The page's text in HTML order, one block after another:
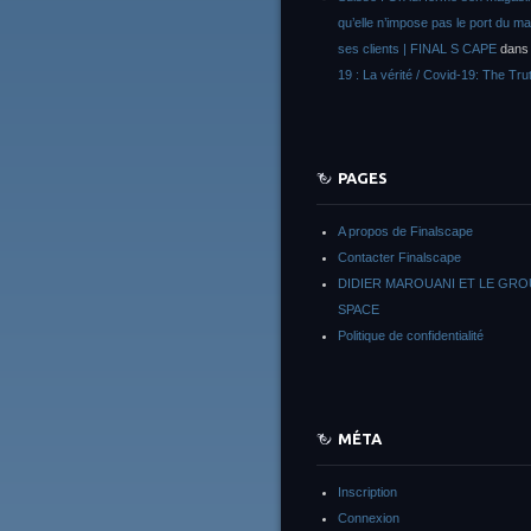
qu’elle n’impose pas le port du
ses clients | FINAL S CAPE dans
19 : La vérité / Covid-19: The
PAGES
A propos de Finalscape
Contacter Finalscape
DIDIER MAROUANI ET LE
SPACE
Politique de confidentialité
MÉTA
Inscription
Connexion